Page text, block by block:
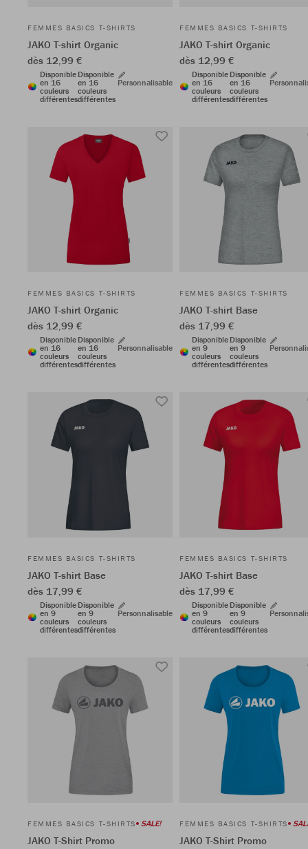
FEMMES BASICS T-SHIRTS
JAKO T-shirt Organic
dès 12,99 €
Disponible
en 16
couleurs
différentes
Disponible
en 16
couleurs
différentes
Personnalisable
FEMMES BASICS T-SHIRTS
JAKO T-shirt Organic
dès 12,99 €
Disponible
en 16
couleurs
différentes
Disponible
en 16
couleurs
différentes
FEMMES BASICS T-SHIRTS
JAKO T-shirt Organic
dès 12,99 €
Disponible
en 16
couleurs
différentes
Disponible
en 16
couleurs
différentes
Personnalisable
FEMMES BASICS T-SHIRTS
JAKO T-shirt Base
dès 17,99 €
Disponible
en 9
couleurs
différentes
Disponible
en 9
couleurs
différentes
FEMMES BASICS T-SHIRTS
JAKO T-shirt Base
dès 17,99 €
Disponible
en 9
couleurs
différentes
Disponible
en 9
couleurs
différentes
Personnalisable
FEMMES BASICS T-SHIRTS
JAKO T-shirt Base
dès 17,99 €
Disponible
en 9
couleurs
différentes
Disponible
en 9
couleurs
différentes
FEMMES BASICS T-SHIRTS SALE!
JAKO T-Shirt Promo
FEMMES BASICS T-SHIRTS
JAKO T-Shirt Promo